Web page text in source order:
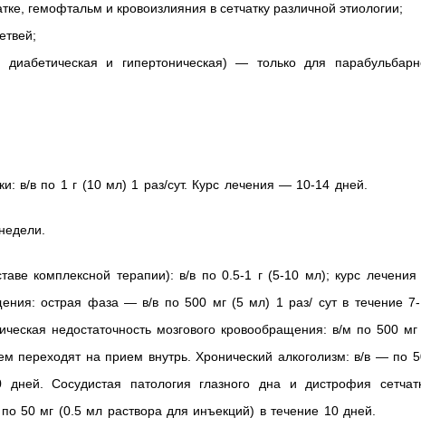
гемофтальм и кровоизлияния в сетчатку различной этиологии;
диабетическая и гипертоническая) — только для
в/в по 1 г (10 мл) 1 раз/сут. Курс лечения — 10-14 дней.
комплексной терапии): в/в по 0.5-1 г (5-10 мл); курс
острая фаза — в/в по 500 мг (5 мл) 1 раз/ сут в течение
недостаточность мозгового кровообращения: в/м по 500
переходят на прием внутрь. Хронический алкоголизм: в/в — по
Сосудистая патология глазного дна и дистрофия
50 мг (0.5 мл раствора для инъекций) в течение 10 дней.